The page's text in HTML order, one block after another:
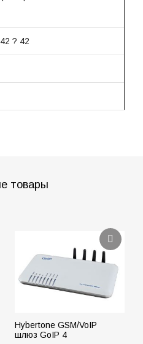
? 42
товары
Hybertone GSM/VoIP
шлюз GoIP 4